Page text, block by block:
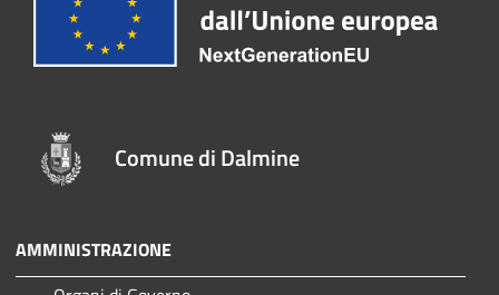
Comune di Dalmine
AMMINISTRAZIONE